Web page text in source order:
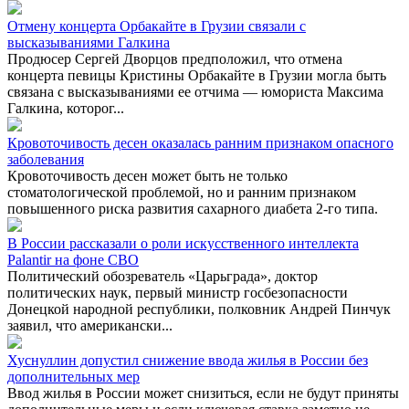
Отмену концерта Орбакайте в Грузии связали с
высказываниями Галкина
Продюсер Сергей Дворцов предположил, что отмена
концерта певицы Кристины Орбакайте в Грузии могла быть
связана с высказываниями ее отчима — юмориста Максима
Галкина, которог...
Кровоточивость десен оказалась ранним признаком опасного
заболевания
Кровоточивость десен может быть не только
стоматологической проблемой, но и ранним признаком
повышенного риска развития сахарного диабета 2-го типа.
В России рассказали о роли искусственного интеллекта
Palantir на фоне СВО
Политический обозреватель «Царьграда», доктор
политических наук, первый министр госбезопасности
Донецкой народной республики, полковник Андрей Пинчук
заявил, что американски...
Хуснуллин допустил снижение ввода жилья в России без
дополнительных мер
Ввод жилья в России может снизиться, если не будут приняты